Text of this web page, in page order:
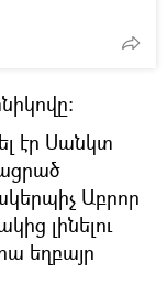
էր Սանկտ
Աբրոր
լինելու
եղբայր